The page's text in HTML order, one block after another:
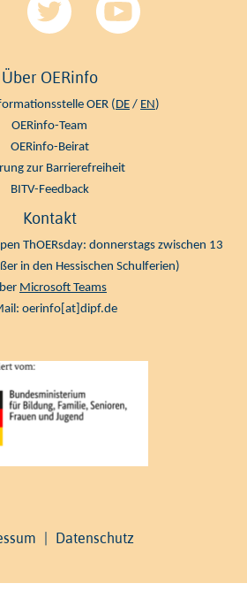
Über OERinfo
OER (DE / EN)
OERinfo-Team
OERinfo-Beirat
zur Barrierefreiheit
BITV-Feedback
Kontakt
ThOERsday: donnerstags zwischen 13
in den Hessischen Schulferien)
Microsoft Teams
oerinfo[at]dipf.de
Datenschutz